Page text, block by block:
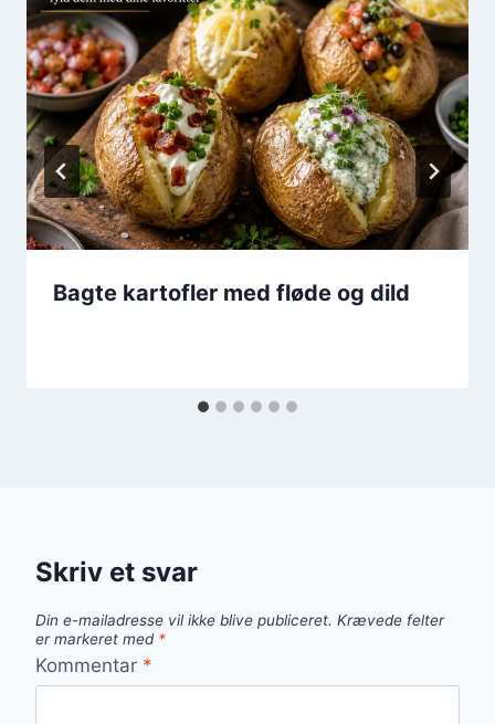
Bagte kartofler med fløde og dild
Skriv et svar
Din e-mailadresse vil ikke blive publiceret. Krævede felter
er markeret med *
Kommentar *